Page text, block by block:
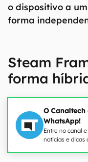
o dispositivo a
forma
Steam
forma
O Canaltech
WhatsApp!
Entre no canal
notícias e dicas